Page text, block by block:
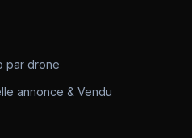
par drone
annonce & Vendu